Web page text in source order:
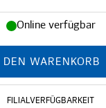
Online verfügbar
DEN WARENKORB
FILIALVERFÜGBARKEIT